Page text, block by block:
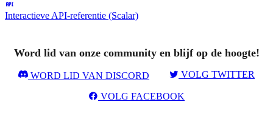
Interactieve API-referentie (Scalar)
Word lid van onze community en blijf op de hoogte!
WORD LID VAN DISCORD VOLG TWITTER
VOLG FACEBOOK